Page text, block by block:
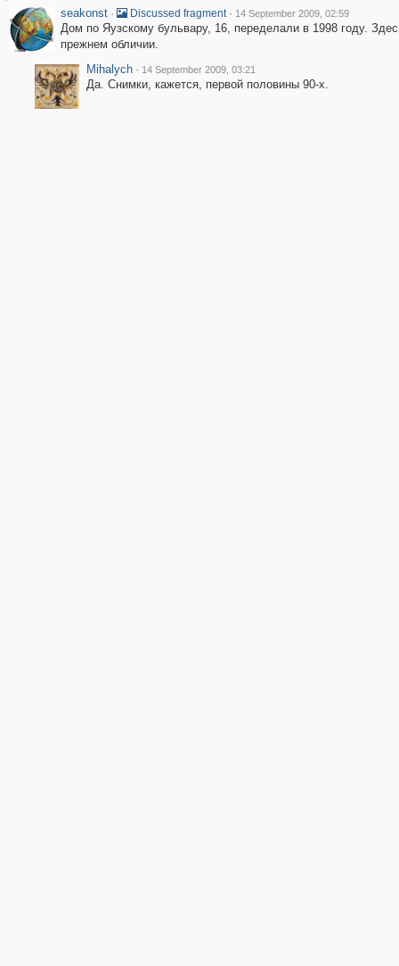
seakonst · Discussed fragment · 14 September 2009, 02:59
Дом по Яузскому бульвару, 16, переделали в 1998 году.
прежнем обличии.
Mihalych · 14 September 2009, 03:21
Да. Снимки, кажется, первой половины 90-х.